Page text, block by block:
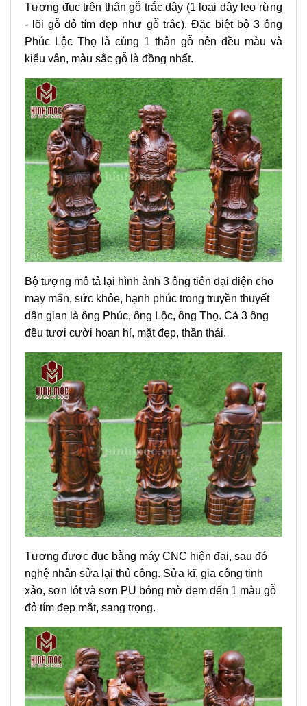
Tượng đục trên thân gỗ trắc dây (1 loại dây leo rừng
- lõi gỗ đỏ tím đẹp như gỗ trắc). Đặc biệt bộ 3 ông
Phúc Lộc Thọ là cùng 1 thân gỗ nên đều màu và
kiểu vân, màu sắc gỗ là đồng nhất.
Bộ tượng mô tả lại hình ảnh 3 ông tiên đại diện cho
may mắn, sức khỏe, hạnh phúc trong truyền thuyết
dân gian là ông Phúc, ông Lộc, ông Thọ. Cả 3 ông
đều tươi cười hoan hỉ, mặt đẹp, thần thái.
Tượng được đục bằng máy CNC hiện đại, sau đó
nghệ nhân sửa lại thủ công. Sửa kĩ, gia công tinh
xảo, sơn lót và sơn PU bóng mờ đem đến 1 màu gỗ
đỏ tím đẹp mắt, sang trọng.